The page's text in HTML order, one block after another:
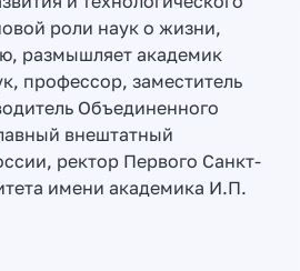
роли наук о жизни,
размышляет академик
профессор, заместитель
Объединенного
внештатный
ректор Первого Санкт-
имени академика И.П.